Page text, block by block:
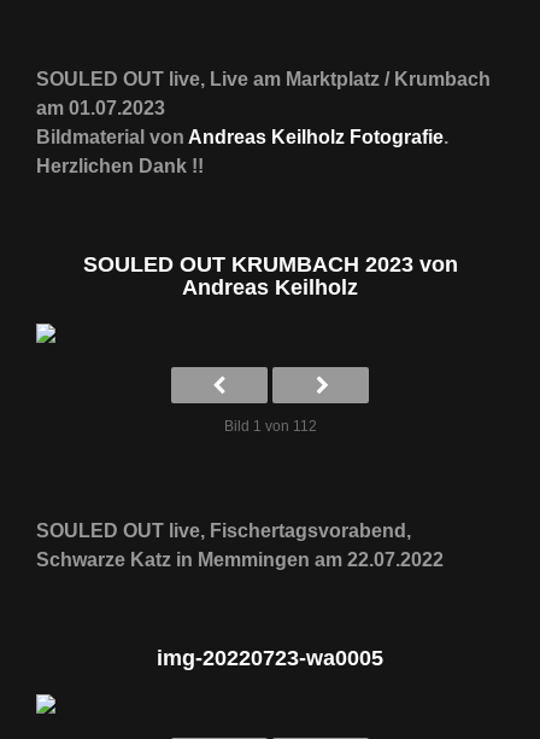
SOULED OUT live, Live am Marktplatz / Krumbach
am 01.07.2023
Bildmaterial von Andreas Keilholz Fotografie.
Herzlichen Dank !!
SOULED OUT KRUMBACH 2023 von
Andreas Keilholz
Bild 1 von 112
SOULED OUT live, Fischertagsvorabend,
Schwarze Katz in Memmingen am 22.07.2022
img-20220723-wa0005